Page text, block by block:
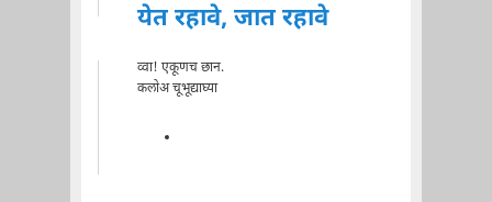
येत रहावे, जात रहावे
व्वा! एकूणच छान.
कलोअ चूभूद्याघ्या